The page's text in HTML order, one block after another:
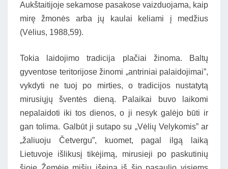
Aukštaitijoje sekamose pasakose vaizduojama, kaip
mirę žmonės arba jų kaulai keliami į medžius
(Vėlius, 1988,59).
Tokia laidojimo tradicija plačiai žinoma. Baltų
gyventose teritorijose žinomi „antriniai palaidojimai”,
vykdyti ne tuoj po mirties, o tradicijos nustatytą
mirusiųjų šventės dieną. Palaikai buvo laikomi
nepalaidoti iki tos dienos, o ji nesyk galėjo būti ir
gan tolima. Galbūt ji sutapo su „Vėlių Velykomis” ar
„žaliuoju Četvergu”, kuomet, pagal ilgą laiką
Lietuvoje išlikusį tikėjimą, mirusieji po paskutinių